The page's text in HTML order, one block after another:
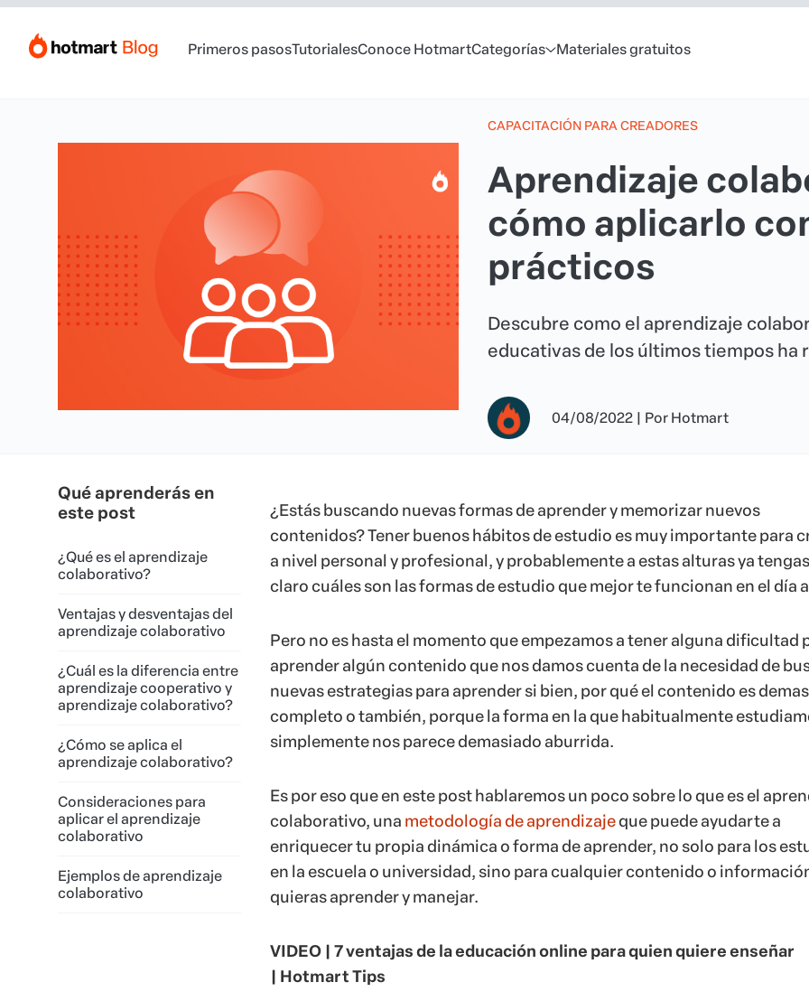
Primeros pasosTutorialesConoce HotmartCategorías Materiales gratuitos
CAPACITACIÓN PARA CREADORES
Aprendizaje
cómo aplicarlo
prácticos
Descubre como el aprendizaje
educativas de los últimos tiempos ha
04/08/2022 | Por Hotmart
Qué aprenderás en
este post
¿Qué es el aprendizaje
colaborativo?
Ventajas y desventajas del
aprendizaje colaborativo
¿Cuál es la diferencia entre
aprendizaje cooperativo y
aprendizaje colaborativo?
¿Cómo se aplica el
aprendizaje colaborativo?
Consideraciones para
aplicar el aprendizaje
colaborativo
Ejemplos de aprendizaje
colaborativo
¿Estás buscando nuevas formas de aprender y memorizar nuevos
contenidos? Tener buenos hábitos de estudio es muy importante para
a nivel personal y profesional, y probablemente a estas alturas ya
claro cuáles son las formas de estudio que mejor te funcionan en el día
Pero no es hasta el momento que empezamos a tener alguna dificultad
aprender algún contenido que nos damos cuenta de la necesidad de
nuevas estrategias para aprender si bien, por qué el contenido es
completo o también, porque la forma en la que habitualmente
simplemente nos parece demasiado aburrida.
Es por eso que en este post hablaremos un poco sobre lo que es el
colaborativo, una metodología de aprendizajeque puede ayudarte a
enriquecer tu propia dinámica o forma de aprender, no solo para los
en la escuela o universidad, sino para cualquier contenido o
quieras aprender y manejar.
VIDEO | 7 ventajas de la educación online para quien quiere enseñar
| Hotmart Tips